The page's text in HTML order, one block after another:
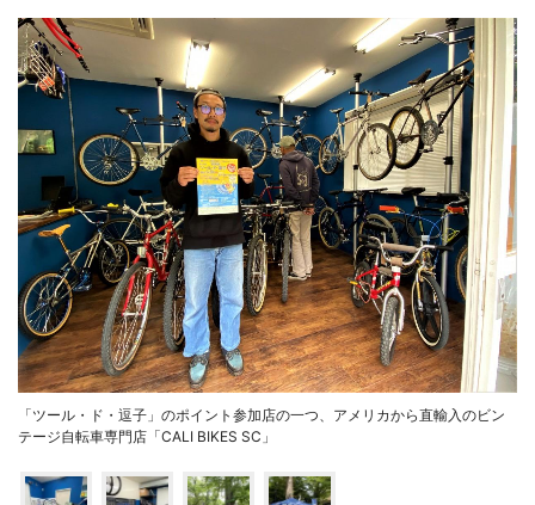
「ツール・ド・逗子」のポイント参加店の一つ、アメリカから直輸入のビン
テージ自転車専門店「CALI BIKES SC」